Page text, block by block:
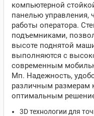
компьютерной
панелью управления,
работы оператора.
подъемниками,
высоте поднятой
выполняются с
современным
Мп. Надежность,
различным размерам
оптимальным
3D технологии для